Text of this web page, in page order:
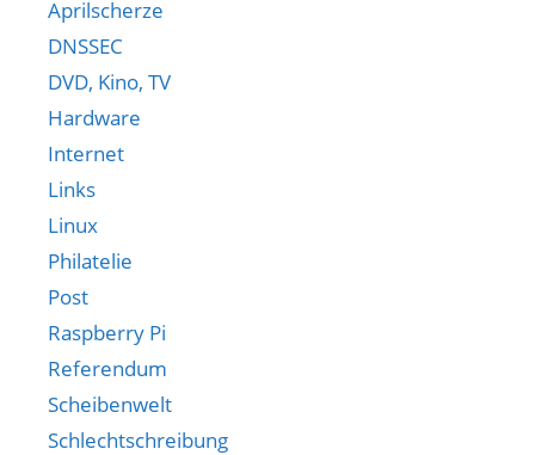
Aprilscherze
DNSSEC
DVD, Kino, TV
Hardware
Internet
Links
Linux
Philatelie
Post
Raspberry Pi
Referendum
Scheibenwelt
Schlechtschreibung